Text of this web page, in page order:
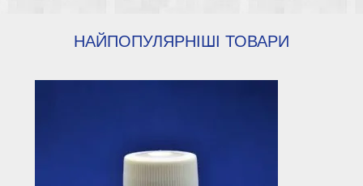
НАЙПОПУЛЯРНІШІ ТОВАРИ